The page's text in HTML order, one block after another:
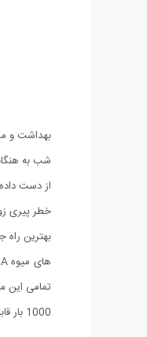
بهداشت و
شب به
از دست
خطر پیری
بهترین
تمامی این
1000 بار قابل شتسشو و استفاده می باشد و به غیر از استفاده آسان و بدون کوچکترین عوارض آن می توان به مقرون به صرفه بودن آن نیز اشاره کرد.